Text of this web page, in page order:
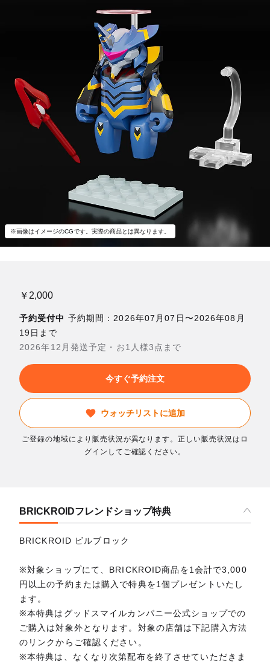
※画像はイメージのCGです。実際の商品とは異なります。
￥2,000
予約受付中 予約期間：2026年07月07日〜2026年08月
19日まで
2026年12月発送予定・お1人様3点まで
今すぐ予約注文
ウォッチリストに追加
ご登録の地域により販売状況が異なります。正しい販売状況はロ
グインしてご確認ください。
BRICKROIDフレンドショップ特典
BRICKROID ビルブロック
※対象ショップにて、BRICKROID商品を1会計で3,000
円以上の予約または購入で特典を1個プレゼントいたし
ます。
※本特典はグッドスマイルカンパニー公式ショップでの
ご購入は対象外となります。対象の店舗は下記購入方法
のリンクからご確認ください。
※本特典は、なくなり次第配布を終了させていただきま